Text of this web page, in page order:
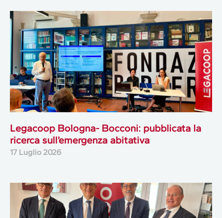
Legacoop Bologna- Bocconi: pubblicata la
ricerca sull’emergenza abitativa
17 Luglio 2026